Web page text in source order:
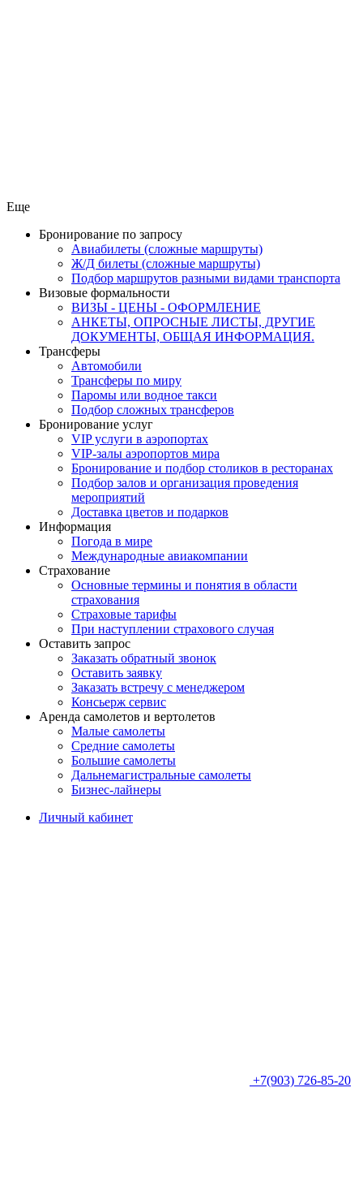
Еще
Бронирование по запросу
Авиабилеты (сложные маршруты)
Ж/Д билеты (сложные маршруты)
Подбор маршрутов разными видами транспорта
Визовые формальности
ВИЗЫ - ЦЕНЫ - ОФОРМЛЕНИЕ
АНКЕТЫ, ОПРОСНЫЕ ЛИСТЫ, ДРУГИЕ
ДОКУМЕНТЫ, ОБЩАЯ ИНФОРМАЦИЯ.
Трансферы
Автомобили
Трансферы по миру
Паромы или водное такси
Подбор сложных трансферов
Бронирование услуг
VIP услуги в аэропортах
VIP-залы аэропортов мира
Бронирование и подбор столиков в ресторанах
Подбор залов и организация проведения
мероприятий
Доставка цветов и подарков
Информация
Погода в мире
Международные авиакомпании
Страхование
Основные термины и понятия в области
страхования
Страховые тарифы
При наступлении страхового случая
Оставить запрос
Заказать обратный звонок
Оставить заявку
Заказать встречу с менеджером
Консьерж сервис
Аренда самолетов и вертолетов
Малые самолеты
Средние самолеты
Большие самолеты
Дальнемагистральные самолеты
Бизнес-лайнеры
Личный кабинет
+7(903) 726-85-20